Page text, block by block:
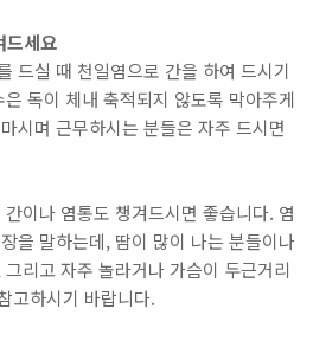
드세요
드실 때 천일염으로 간을 하여 드시기
독이 체내 축적되지 않도록 막아주게
시며 근무하시는 분들은 자주 드시면
이나 염통도 챙겨드시면 좋습니다. 염
을 말하는데, 땀이 많이 나는 분들이나
리고 자주 놀라거나 가슴이 두근거리
고하시기 바랍니다.